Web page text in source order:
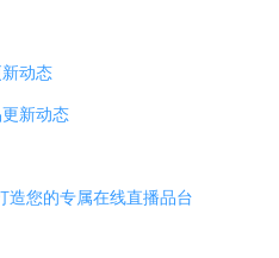
动态
新动态
造您的专属在线直播品台